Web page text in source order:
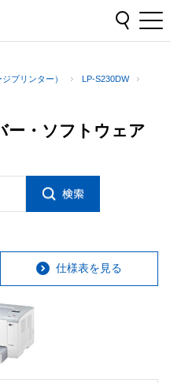
プリンター）
LP-S230DW
・ソフトウェア
仕様表を見る